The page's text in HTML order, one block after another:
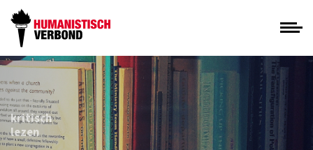
kritisch
lezen